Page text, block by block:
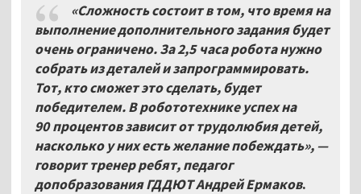
«Сложность состоит в том, что время на
выполнение дополнительного задания будет
очень ограничено. За 2,5 часа робота нужно
собрать из деталей и запрограммировать.
Тот, кто сможет это сделать, будет
победителем. В робототехнике успех на
90 процентов зависит от трудолюбия детей,
насколько у них есть желание побеждать», —
говорит тренер ребят, педагог
допобразования ГДДЮТ Андрей Ермаков.